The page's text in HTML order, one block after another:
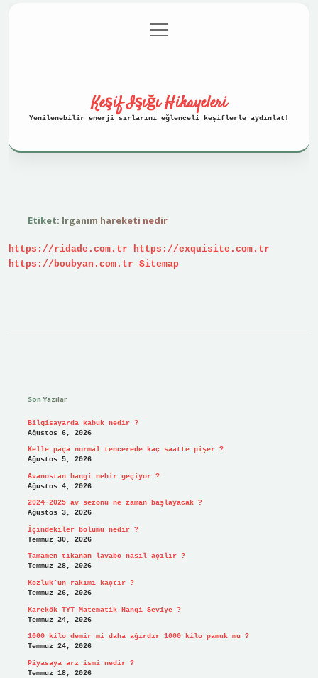
Gizlilik Politikası
menüyü
aç
Keşif Işığı Hikayeleri
Yenilenebilir enerji sırlarını eğlenceli keşiflerle aydınlat!
Etiket: Irganım hareketi nedir
https://ridade.com.tr
https://exquisite.com.tr
https://boubyan.com.tr Sitemap
Son Yazılar
Bilgisayarda kabuk nedir ?
Ağustos 6, 2026
Kelle paça normal tencerede kaç saatte pişer ?
Ağustos 5, 2026
Avanostan hangi nehir geçiyor ?
Ağustos 4, 2026
2024-2025 av sezonu ne zaman başlayacak ?
Ağustos 3, 2026
İçindekiler bölümü nedir ?
Temmuz 30, 2026
Tamamen tıkanan lavabo nasıl açılır ?
Temmuz 28, 2026
Kozluk’un rakımı kaçtır ?
Temmuz 26, 2026
Karekök TYT Matematik Hangi Seviye ?
Temmuz 24, 2026
1000 kilo demir mi daha ağırdır 1000 kilo pamuk mu ?
Temmuz 24, 2026
Piyasaya arz ismi nedir ?
Temmuz 18, 2026